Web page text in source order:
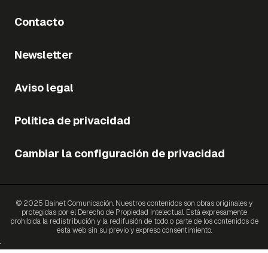
Contacto
Newsletter
Aviso legal
Política de privacidad
Cambiar la configuración de privacidad
© 2025 Bainet Comunicación. Nuestros contenidos son obras originales y
protegidas por el Derecho de Propiedad Intelectual. Está expresamente
prohibida la redistribución y la redifusión de todo o parte de los contenidos de
esta web sin su previo y expreso consentimiento.